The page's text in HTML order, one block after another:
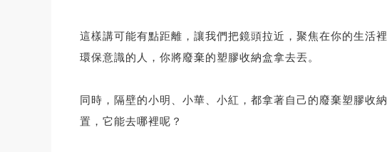
這樣講可能有點距離，讓我們把鏡頭拉近，聚焦在你的生活
環保意識的人，你將廢棄的塑膠收納盒拿去丟。
同時，隔壁的小明、小華、小紅，都拿著自己的廢棄塑膠收
置，它能去哪裡呢？